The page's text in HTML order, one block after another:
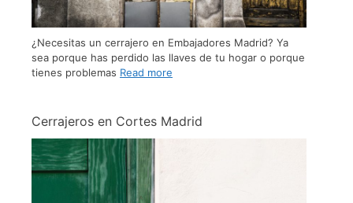
¿Necesitas un cerrajero en Embajadores Madrid? Ya
sea porque has perdido las llaves de tu hogar o porque
tienes problemas Read more
Cerrajeros en Cortes Madrid